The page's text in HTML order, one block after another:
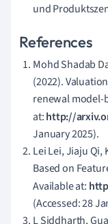
und
References
Mohd Shadab
(2022).
renewal model-
at:http://
January 2025).
Lei Lei, Jiaju Qi,
Based on
Available at:
(Accessed: 28
L Siddharth,